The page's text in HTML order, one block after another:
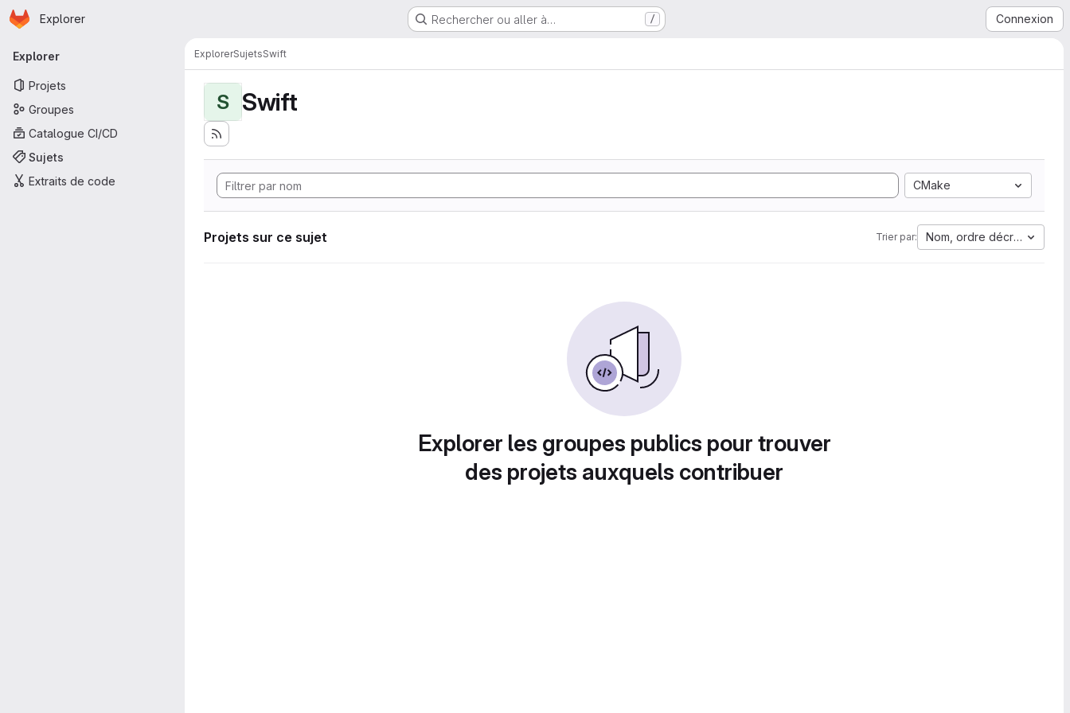
Passer au contenu principal
Page d'accueil
Explorer Rechercher ou aller à… / Connexion
Navigation principale
Explorer
Projets
Groupes
Catalogue CI/CD
Sujets
Extraits de code
ExplorerSujetsSwift
S Swift
CMake
Projets sur ce sujet Trier par: Nom, ordre décroissant
Explorer les groupes publics pour trouver
des projets auxquels contribuer